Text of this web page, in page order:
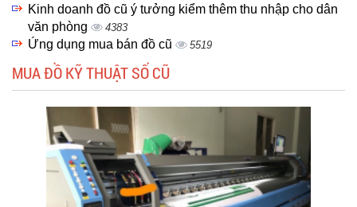
Kinh doanh đồ cũ ý tưởng kiểm thêm thu nhập cho dân
văn phòng
4383
Ứng dụng mua bán đồ cũ 5519
MUA ĐỒ KỸ THUẬT SỐ CŨ